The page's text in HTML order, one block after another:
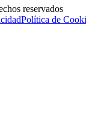
reservados
Política de